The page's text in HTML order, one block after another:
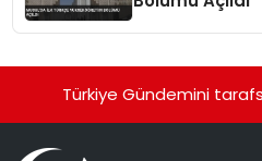
Türkiye Gündemini